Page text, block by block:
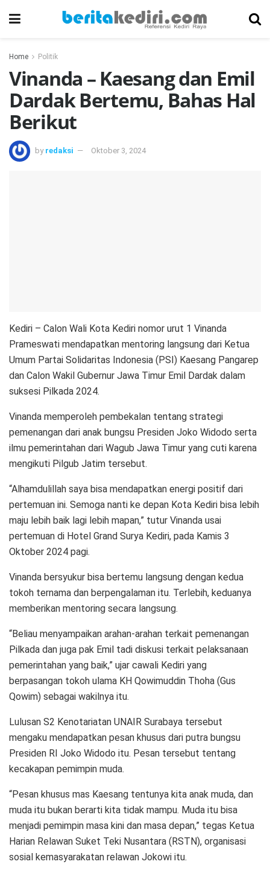
Home Politik
Vinanda – Kaesang dan Emil
Dardak Bertemu, Bahas Hal
Berikut
by redaksi Oktober 3, 2024
Kediri – Calon Wali Kota Kediri nomor urut 1 Vinanda
Prameswati mendapatkan mentoring langsung dari Ketua
Umum Partai Solidaritas Indonesia (PSI) Kaesang Pangarep
dan Calon Wakil Gubernur Jawa Timur Emil Dardak dalam
suksesi Pilkada 2024.
Vinanda memperoleh pembekalan tentang strategi
pemenangan dari anak bungsu Presiden Joko Widodo serta
ilmu pemerintahan dari Wagub Jawa Timur yang cuti karena
mengikuti Pilgub Jatim tersebut.
“Alhamdulillah saya bisa mendapatkan energi positif dari
pertemuan ini. Semoga nanti ke depan Kota Kediri bisa lebih
maju lebih baik lagi lebih mapan,” tutur Vinanda usai
pertemuan di Hotel Grand Surya Kediri, pada Kamis 3
Oktober 2024 pagi.
Vinanda bersyukur bisa bertemu langsung dengan kedua
tokoh ternama dan berpengalaman itu. Terlebih, keduanya
memberikan mentoring secara langsung.
“Beliau menyampaikan arahan-arahan terkait pemenangan
Pilkada dan juga pak Emil tadi diskusi terkait pelaksanaan
pemerintahan yang baik,” ujar cawali Kediri yang
berpasangan tokoh ulama KH Qowimuddin Thoha (Gus
Qowim) sebagai wakilnya itu.
Lulusan S2 Kenotariatan UNAIR Surabaya tersebut
mengaku mendapatkan pesan khusus dari putra bungsu
Presiden RI Joko Widodo itu. Pesan tersebut tentang
kecakapan pemimpin muda.
“Pesan khusus mas Kaesang tentunya kita anak muda, dan
muda itu bukan berarti kita tidak mampu. Muda itu bisa
menjadi pemimpin masa kini dan masa depan,” tegas Ketua
Harian Relawan Suket Teki Nusantara (RSTN), organisasi
sosial kemasyarakatan relawan Jokowi itu.